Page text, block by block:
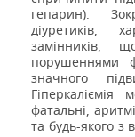
гепарин).
діуретиків,
замінників,
порушеннями
значного
фатальні,
та будь-якого з